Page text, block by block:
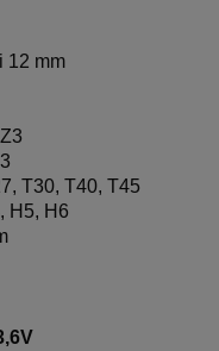
12 mm
T30, T40, T45
H5, H6